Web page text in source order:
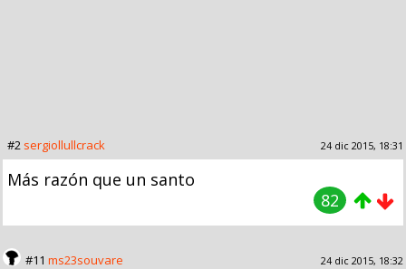
#2 sergiollullcrack 24 dic 2015, 18:31
Más razón que un santo
82
#11 ms23souvare 24 dic 2015, 18:32